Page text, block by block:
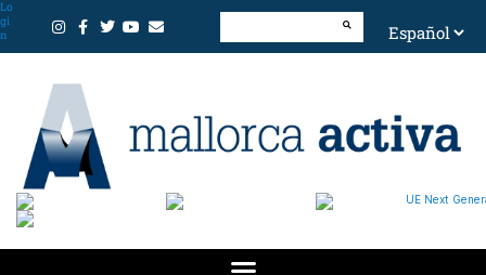
Lo
gi
n